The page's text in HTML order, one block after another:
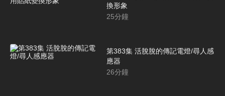
換形象
25分鐘
第383集 活脫脫的傳記電燈/尋人感
應器
26分鐘